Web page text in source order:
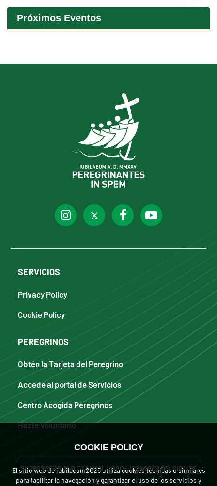
Próximos Eventos
SERVICIOS
Privacy Policy
Cookie Policy
PEREGRINOS
Obtén la Tarjeta del Peregrino
Accede al portal de Servicios
Centro Acogida Peregrinos
Hazte Voluntario
SUPPORTERS AND OFFICIAL LOGO LICENSEES OF JUBILEE
2025
COOKIE POLICY
El sitio web de iubilaeum2025 utiliza cookies técnicas o similares
para facilitar la navegación y garantizar el uso de los servicios y